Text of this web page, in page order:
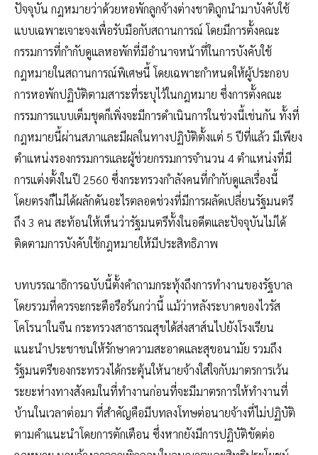
ปัจจุบัน กฎหมายว่าด้วยหอพักลูกจ้างต่างชาติถูกนำมาบังคับใช้
แบบเฉพาะเจาะจงเพื่อรับมือกับสถานการณ์ โดยมีการตั้งคณะ
กรรมการที่กำกับดูแลหอพักที่มีอำนาจหน้าที่ในการบังคับใช้
กฎหมายในสถานการณ์พิเศษนี้ โดยเฉพาะกำหนดให้ผู้ประกอบ
การหอพักปฏิบัติตามสาระที่ระบุไว้ในกฎหมาย ซึ่งการตั้งคณะ
กรรมการแบบเต็มชุดก็เพิ่งจะมีการดำเนินการในช่วงนี้เช่นกัน ทั้งที่
กฎหมายนี้ผ่านสภาและมีผลในทางปฏิบัติตั้งแต่ 5 ปีที่แล้ว มีเพียง
ตำแหน่งรองกรรมการและผู้ช่วยกรรมการจำนวน 4 ตำแหน่งที่มี
การแต่งตั้งในปี 2560 ซึ่งกระทรวงกำลังคนที่กำกับดูแลเรื่องนี้
โดยตรงก็ไม่ได้ผลักดันอะไรตลอดช่วงที่มีการผลัดเปลี่ยนรัฐมนตรี
ถึง 3 คน สะท้อนให้เห็นว่ารัฐมนตรีทั้งในอดีตและปัจจุบันไม่ได้
ติดตามการบังคับใช้กฎหมายให้มีประสิทธิภาพ
บทบรรณาธิการฉบับนี้ตั้งคำถามกระทุ้งถึงการทำงานของรัฐบาล
โดยรวมที่ควรจะกระตือรือร้นกว่านี้ แม้ว่าหลังระบาดของไวรัส
โคโรนาในจีน กระทรวงสาธารณสุขได้ส่งสาส์นไปยังโรงเรียน
แนะนำประชาชนให้รักษาความสะอาดและสุขอนามัย รวมถึง
รัฐมนตรีของกระทรวงได้กระตุ้นให้นายจ้างใส่ใจกับมาตรการเว้น
ระยะห่างทางสังคมในที่ทำงานก่อนที่จะมีมาตรการให้ทำงานที่
บ้านในเวลาต่อมา ที่สำคัญคือมีบทลงโทษต่อนายจ้างที่ไม่ปฏิบัติ
ตามคำแนะนำโดยการตักเตือน ซึ่งหากยังมีการปฏิบัติขัดต่อ